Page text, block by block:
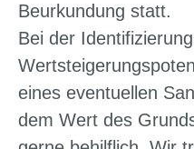
Beurkundung statt.
Bei der
eines eventuellen
dem Wert des